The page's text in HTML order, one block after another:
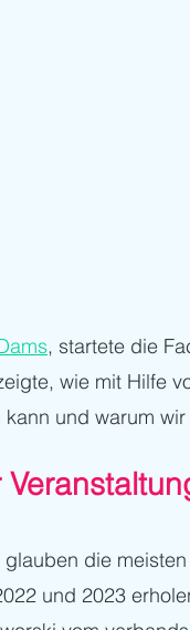
, startete die
wie mit Hilfe
und warum
die
und 2023